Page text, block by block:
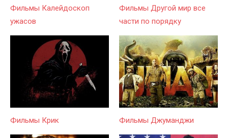
Фильмы Калейдоскоп
ужасов
Фильмы Другой мир все
части по порядку
Фильмы Крик Фильмы Джуманджи